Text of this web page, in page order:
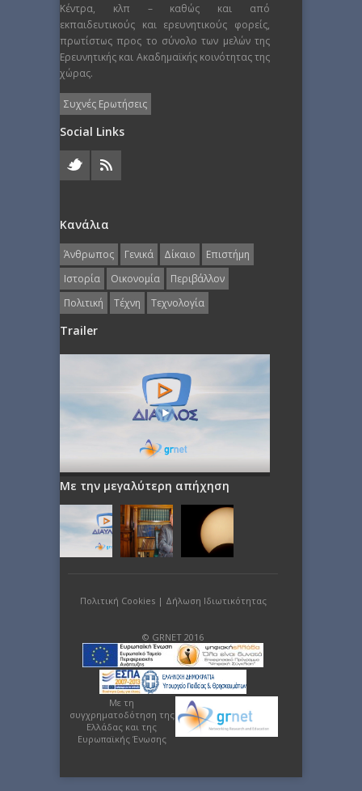
Κέντρα, κλπ – καθώς και από
εκπαιδευτικούς και ερευνητικούς φορείς,
πρωτίστως προς το σύνολο των μελών της
Ερευνητικής και Ακαδημαϊκής κοινότητας της
χώρας.
Συχνές Ερωτήσεις
Social Links
Κανάλια
Άνθρωπος Γενικά Δίκαιο
Επιστήμη
Ιστορία
Οικονομία
Περιβάλλον
Πολιτική
Τέχνη Τεχνολογία
Trailer
Με την μεγαλύτερη απήχηση
Πολιτική Cookies| Δήλωση Ιδιωτικότητας
© GRNET 2016
Με τη
συγχρηματοδότηση της
Ελλάδας και της
Ευρωπαϊκής Ένωσης